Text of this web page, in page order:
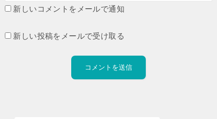
新しいコメントをメールで通知
新しい投稿をメールで受け取る